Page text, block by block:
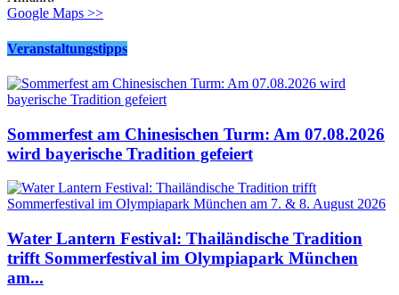
Google Maps >>
Veranstaltungstipps
Sommerfest am Chinesischen Turm: Am 07.08.2026
wird bayerische Tradition gefeiert
Water Lantern Festival: Thailändische Tradition
trifft Sommerfestival im Olympiapark München
am...